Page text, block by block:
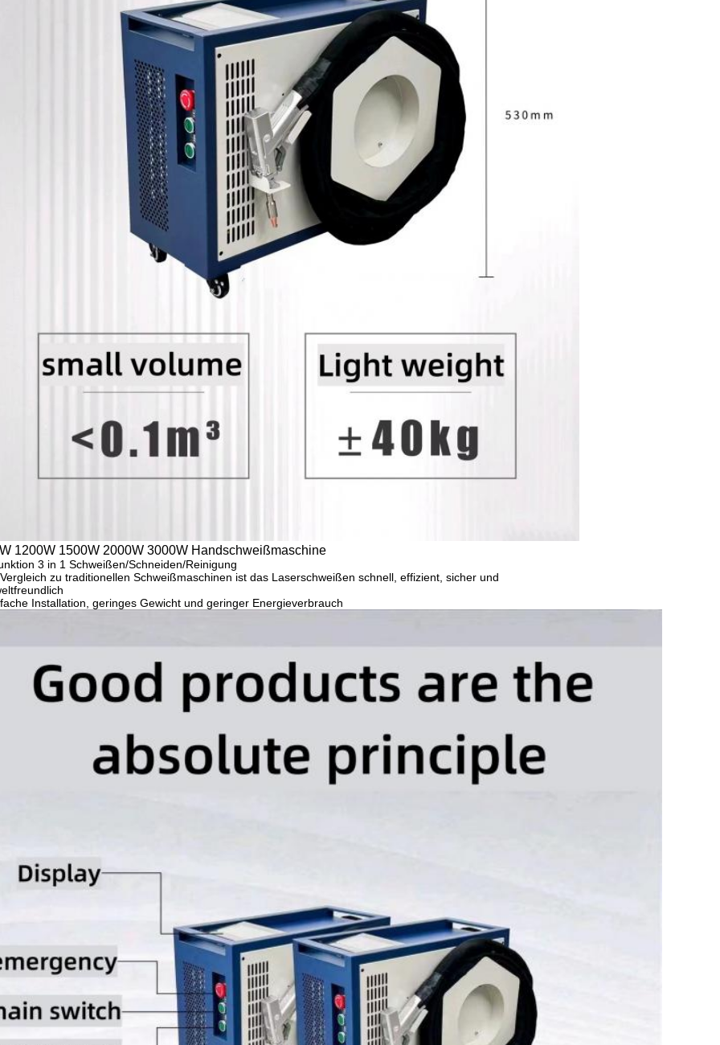
1200W 1500W 2000W 3000W Handschweißmaschine
3 in 1 Schweißen/Schneiden/Reinigung
zu traditionellen Schweißmaschinen ist das Laserschweißen schnell, effizient, sicher und
Installation, geringes Gewicht und geringer Energieverbrauch